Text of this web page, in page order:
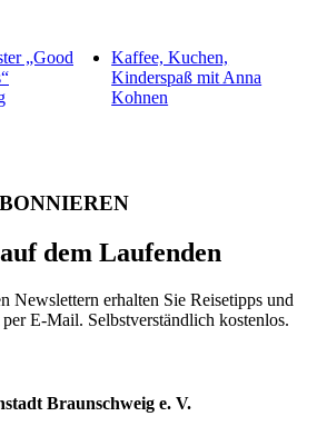
„Good
Kaffee, Kuchen,
Kinderspaß mit Anna
Kohnen
dem Laufenden
Newslettern erhalten Sie Reisetipps und
E-Mail. Selbstverständlich kostenlos.
Braunschweig e. V.